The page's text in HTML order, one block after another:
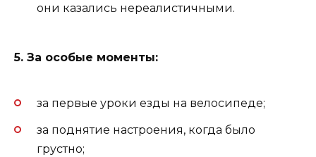
они казались нереалистичными.
5. За особые моменты:
за первые уроки езды на велосипеде;
за поднятие настроения, когда было
грустно;